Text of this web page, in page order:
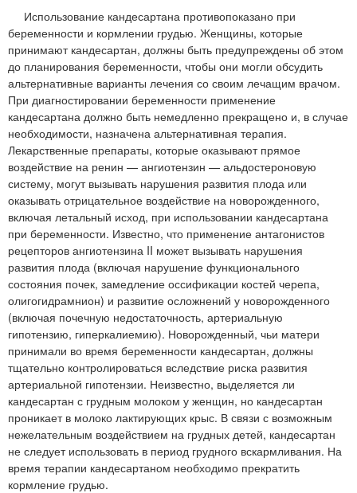
Использование кандесартана противопоказано при
беременности и кормлении грудью. Женщины, которые
принимают кандесартан, должны быть предупреждены об этом
до планирования беременности, чтобы они могли обсудить
альтернативные варианты лечения со своим лечащим врачом.
При диагностировании беременности применение
кандесартана должно быть немедленно прекращено и, в случае
необходимости, назначена альтернативная терапия.
Лекарственные препараты, которые оказывают прямое
воздействие на ренин — ангиотензин — альдостероновую
систему, могут вызывать нарушения развития плода или
оказывать отрицательное воздействие на новорожденного,
включая летальный исход, при использовании кандесартана
при беременности. Известно, что применение антагонистов
рецепторов ангиотензина II может вызывать нарушения
развития плода (включая нарушение функционального
состояния почек, замедление оссификации костей черепа,
олигогидрамнион) и развитие осложнений у новорожденного
(включая почечную недостаточность, артериальную
гипотензию, гиперкалиемию). Новорожденный, чьи матери
принимали во время беременности кандесартан, должны
тщательно контролироваться вследствие риска развития
артериальной гипотензии. Неизвестно, выделяется ли
кандесартан с грудным молоком у женщин, но кандесартан
проникает в молоко лактирующих крыс. В связи с возможным
нежелательным воздействием на грудных детей, кандесартан
не следует использовать в период грудного вскармливания. На
время терапии кандесартаном необходимо прекратить
кормление грудью.